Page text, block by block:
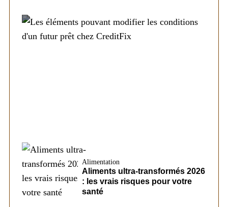
Alimentation
Aliments ultra-transformés 2026
: les vrais risques pour votre
santé